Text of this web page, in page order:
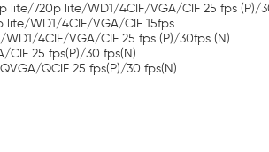
lite/720p lite/WD1/4CIF/VGA/CIF 25 fps (P)/
lite/WD1/4CIF/VGA/CIF 15fps
4CIF/VGA/CIF 25 fps (P)/30fps (N)
CIF 25 fps(P)/30 fps(N)
QCIF 25 fps(P)/30 fps(N)